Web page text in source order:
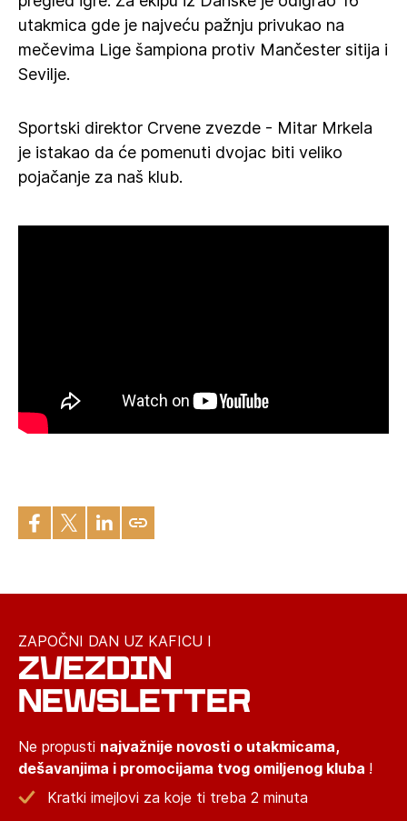
utakmica gde je najveću pažnju privukao na
mečevima Lige šampiona protiv Mančester sitija i
Sevilje.
Sportski direktor Crvene zvezde - Mitar Mrkela
je istakao da će pomenuti dvojac biti veliko
pojačanje za naš klub.
ZAPOČNI DAN UZ KAFICU I
ZVEZDIN
NEWSLETTER
Ne propusti najvažnije novosti o utakmicama,
dešavanjima i promocijama tvog omiljenog kluba !
Kratki imejlovi za koje ti treba 2 minuta